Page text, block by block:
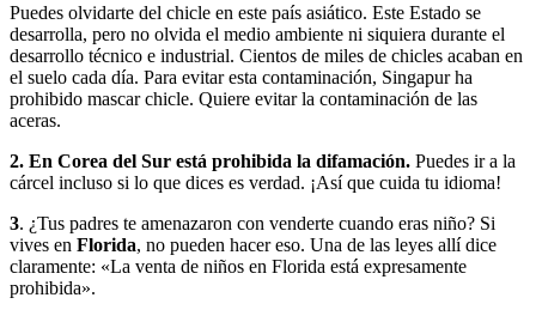
Puedes olvidarte del chicle en este país asiático. Este Estado se
desarrolla, pero no olvida el medio ambiente ni siquiera durante el
desarrollo técnico e industrial. Cientos de miles de chicles acaban en
el suelo cada día. Para evitar esta contaminación, Singapur ha
prohibido mascar chicle. Quiere evitar la contaminación de las
aceras.
2. En Corea del Sur está prohibida la difamación. Puedes ir a la
cárcel incluso si lo que dices es verdad. ¡Así que cuida tu idioma!
3. ¿Tus padres te amenazaron con venderte cuando eras niño? Si
vives en Florida, no pueden hacer eso. Una de las leyes allí dice
claramente: «La venta de niños en Florida está expresamente
prohibida».